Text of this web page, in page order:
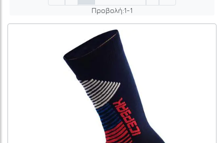
Προβολή:1-1